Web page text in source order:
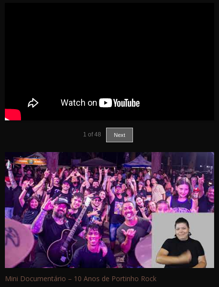
1 of 48 Next
Mini Documentário – 10 Anos de Portinho Rock